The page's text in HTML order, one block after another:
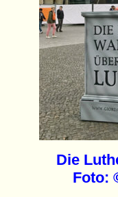
Die
Foto: